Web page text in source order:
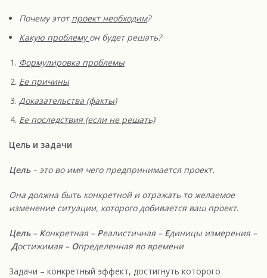
Почему этот проект необходим?
Какую проблемуон будет решать?
Формулировка проблемы
Ее причины
Доказательства (факты)
Ее последствия (если не решать)
Цель и задачи
Цель– это во имя чего предпринимается проект.
Она должна быть конкретной и отражать то желаемое
изменение ситуации, которого добивается ваш проект.
Цель – Конкретная – Реалистичная – Единицы измерения –
Достижимая – Определенная во времени
Задачи – конкретный эффект, достигнуть которого